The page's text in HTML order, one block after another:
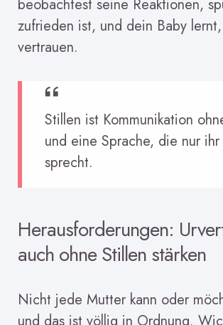
beobachtest seine Reaktionen,
zufrieden ist, und dein Baby
vertrauen.
Stillen ist Kommunikation
und eine Sprache, die nur
sprecht.
Herausforderungen:
auch ohne Stillen stärken
Nicht jede Mutter kann oder